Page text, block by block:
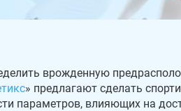
врожденную
» предлагают сделать
параметров, влияющих на